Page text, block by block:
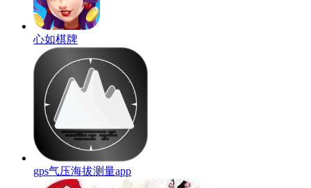
心如棋牌
gps气压海拔测量app